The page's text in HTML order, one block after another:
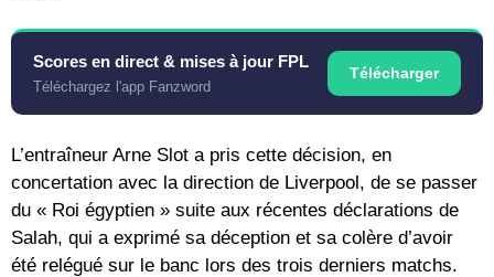
Scores en direct & mises à jour FPL
Téléchargez l'app Fanzword
Télécharger
L’entraîneur Arne Slot a pris cette décision, en
concertation avec la direction de Liverpool, de se passer
du « Roi égyptien » suite aux récentes déclarations de
Salah, qui a exprimé sa déception et sa colère d’avoir
été relégué sur le banc lors des trois derniers matchs.